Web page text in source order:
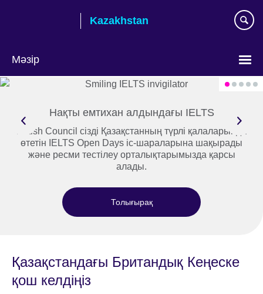
Kazakhstan
Мәзір
Нақты емтихан алдындағы IELTS
British Council сізді Қазақстанның түрлі қалаларында
өтетін IELTS Open Days іс-шараларына шақырады
және ресми тестілеу орталықтарымызда қарсы
алады.
Толығырақ
Қазақстандағы Британдық Кеңеске
қош келдіңіз